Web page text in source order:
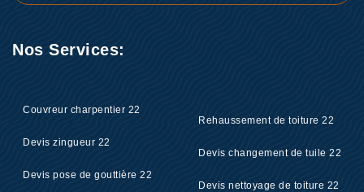
Nos Services:
Couvreur charpentier 22
Devis zingueur 22
Devis pose de gouttière 22
Rehaussement de toiture 22
Devis changement de tuile 22
Devis nettoyage de toiture 22